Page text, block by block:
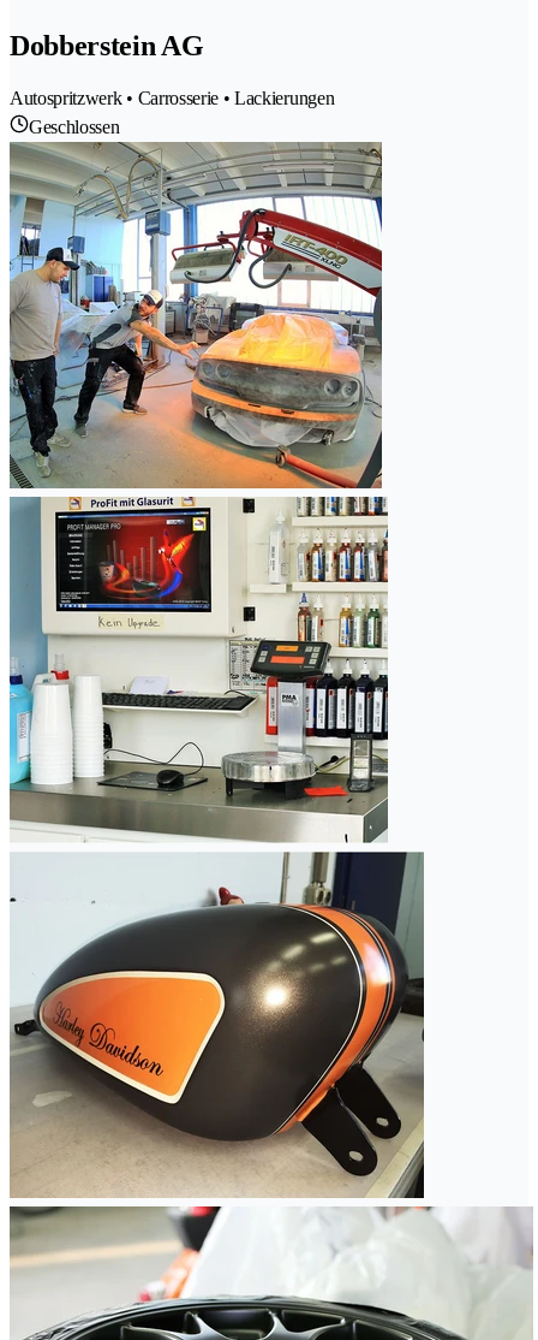
Dobberstein AG
Autospritzwerk • Carrosserie • Lackierungen
Geschlossen